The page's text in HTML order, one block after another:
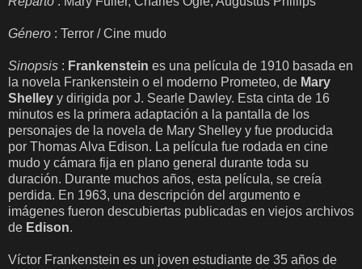
Género : Terror / Cine mudo
Sinopsis : Frankenstein es una película de 1910 basada en
la novela Frankenstein o el moderno Prometeo, de Mary
Shelley y dirigida por J. Searle Dawley. Esta cinta de 16
minutos es la primera adaptación a la pantalla de los
personajes de la novela de Mary Shelley y fue producida
por Thomas Alva Edison. La película fue rodada en cine
mudo y cámara fija en plano general durante toda su
duración. Durante muchos años, esta película, se creía
perdida. En 1963, una descripción del argumento e
imágenes fueron descubiertas publicadas en viejos archivos
de Edison.
Víctor Frankenstein es un joven estudiante de 35 años de